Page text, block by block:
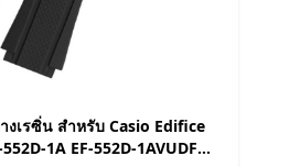
งเรซิ่น สําหรับ Casio Edifice
1A EF-552D-1AVUDF